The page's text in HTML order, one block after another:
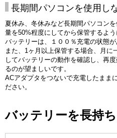
長期間パソコンを使用し
夏休み、冬休みなど長期間パソコン
量を50%程度にしてから保管するよう
バッテリーは、１００％充電の状態が
また、1ヶ月以上保管する場合、月に
してバッテリーの動作を確認し、再
るのが望ましいです。
ACアダプタをつないで充電したまま
ださい。
バッテリーを長持